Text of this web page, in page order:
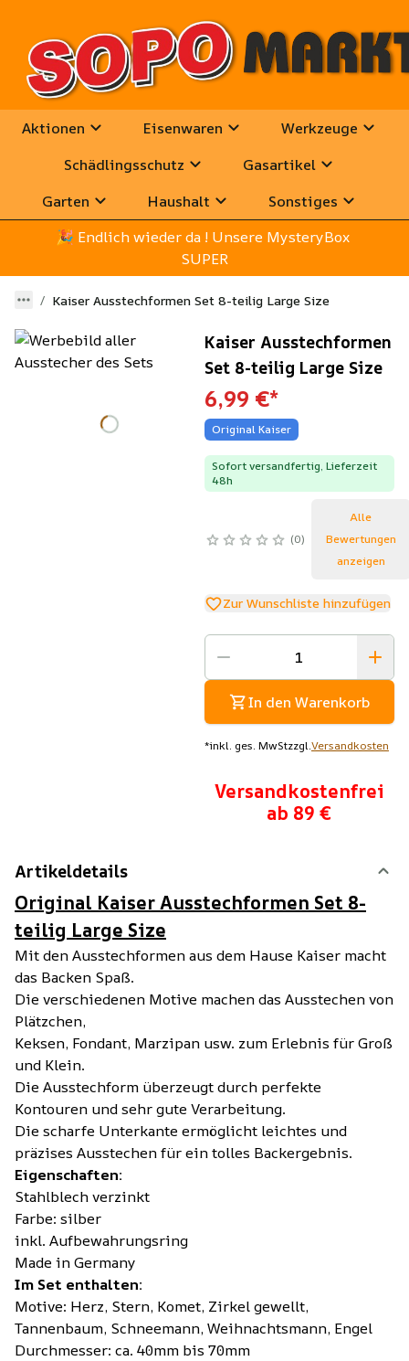
Aktionen Eisenwaren
Werkzeuge
Schädlingsschutz
Gasartikel
Garten
Haushalt
Sonstiges
🎉 Endlich wieder da ! Unsere MysteryBox
SUPER
Kaiser Ausstechformen Set 8-teilig Large Size
Kaiser Ausstechformen
Set 8-teilig Large Size
6,99 €*
Original Kaiser
Sofort versandfertig, Lieferzeit
48h
0
Alle
Bewertungen
anzeigen
Zur Wunschliste hinzufügen
In den Warenkorb
*inkl. ges. MwStzzgl.Versandkosten
Versandkostenfrei
ab 89 €
Artikeldetails
Original Kaiser Ausstechformen Set 8-
teilig Large Size
Mit den Ausstechformen aus dem Hause Kaiser macht
das Backen Spaß.
Die verschiedenen Motive machen das Ausstechen von
Plätzchen,
Keksen, Fondant, Marzipan usw. zum Erlebnis für Groß
und Klein.
Die Ausstechform überzeugt durch perfekte
Kontouren und sehr gute Verarbeitung.
Die scharfe Unterkante ermöglicht leichtes und
präzises Ausstechen für ein tolles Backergebnis.
Eigenschaften:
Stahlblech verzinkt
Farbe: silber
inkl. Aufbewahrungsring
Made in Germany
Im Set enthalten:
Motive: Herz, Stern, Komet, Zirkel gewellt,
Tannenbaum, Schneemann, Weihnachtsmann, Engel
Durchmesser: ca. 40mm bis 70mm